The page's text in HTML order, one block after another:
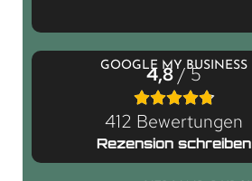
GOOGLE MY BUSINESS
4,8/ 5
412 Bewertungen
Rezension schreiben